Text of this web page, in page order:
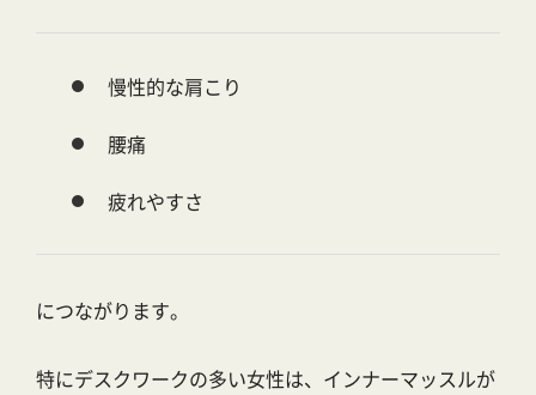
慢性的な肩こり
腰痛
疲れやすさ
につながります。
特にデスクワークの多い女性は、インナーマッスルが